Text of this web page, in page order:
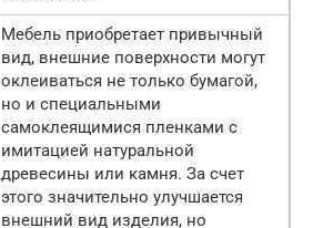
Мебель приобретает привычный
вид, внешние поверхности могут
оклеиваться не только бумагой,
но и специальными
самоклеящимися пленками с
имитацией натуральной
древесины или камня. За счет
этого значительно улучшается
внешний вид изделия, но